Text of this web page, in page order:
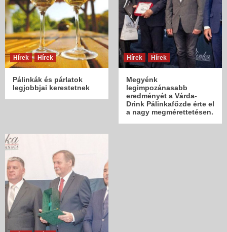
Hírek Hírek
Pálinkák és párlatok
legjobbjai kerestetnek
Hírek Hírek
Megyénk
legimpozánasabb
eredményét a Várda-
Drink Pálinkafőzde érte el
a nagy megmérettetésen.